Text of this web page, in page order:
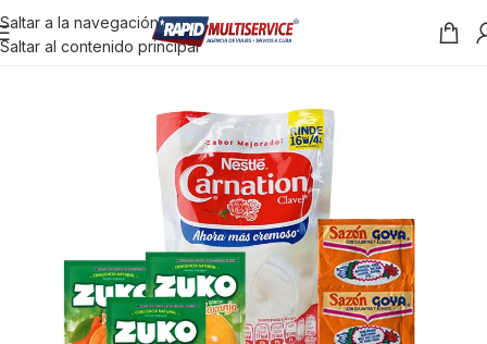
Saltar a la navegación
Saltar al contenido principal